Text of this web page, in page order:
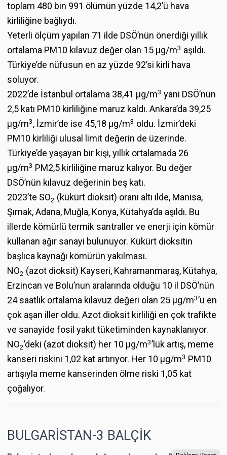
toplam 480 bin 991 ölümün yüzde 14,2’ü hava
kirliliğine bağlıydı.
Yeterli ölçüm yapılan 71 ilde DSÖ’nün önerdiği yıllık
ortalama PM10 kılavuz değer olan 15 µg/m3 aşıldı.
Türkiye’de nüfusun en az yüzde 92’si kirli hava
soluyor.
2022’de İstanbul ortalama 38,41 μg/m3 yani DSÖ’nün
2,5 katı PM10 kirliliğine maruz kaldı. Ankara’da 39,25
μg/m3, İzmir’de ise 45,18 μg/m3 oldu. İzmir’deki
PM10 kirliliği ulusal limit değerin de üzerinde.
Türkiye’de yaşayan bir kişi, yıllık ortalamada 26
µg/m3 PM2,5 kirliliğine maruz kalıyor. Bu değer
DSÖ’nün kılavuz değerinin beş katı.
2023’te SO2 (kükürt dioksit) oranı altı ilde, Manisa,
Şırnak, Adana, Muğla, Konya, Kütahya’da aşıldı. Bu
illerde kömürlü termik santraller ve enerji için kömür
kullanan ağır sanayi bulunuyor. Kükürt dioksitin
başlıca kaynağı kömürün yakılması.
NO2 (azot dioksit) Kayseri, Kahramanmaraş, Kütahya,
Erzincan ve Bolu’nun aralarında olduğu 10 il DSÖ’nün
24 saatlik ortalama kılavuz değeri olan 25 µg/m3’ü en
çok aşan iller oldu. Azot dioksit kirliliği en çok trafikte
ve sanayide fosil yakıt tüketiminden kaynaklanıyor.
NO2’deki (azot dioksit) her 10 μg/m3’lük artış, meme
kanseri riskini 1,02 kat artırıyor. Her 10 μg/m3 PM10
artışıyla meme kanserinden ölme riski 1,05 kat
çoğalıyor.
BULGARİSTAN-3 BALÇİK